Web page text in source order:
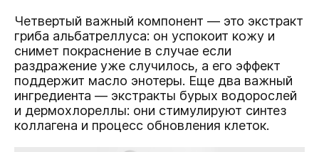
Четвертый важный компонент — это экстракт
гриба альбатреллуса: он успокоит кожу и
снимет покраснение в случае если
раздражение уже случилось, а его эффект
поддержит масло энотеры. Еще два важный
ингредиента — экстракты бурых водорослей
и дермохлореллы: они стимулируют синтез
коллагена и процесс обновления клеток.